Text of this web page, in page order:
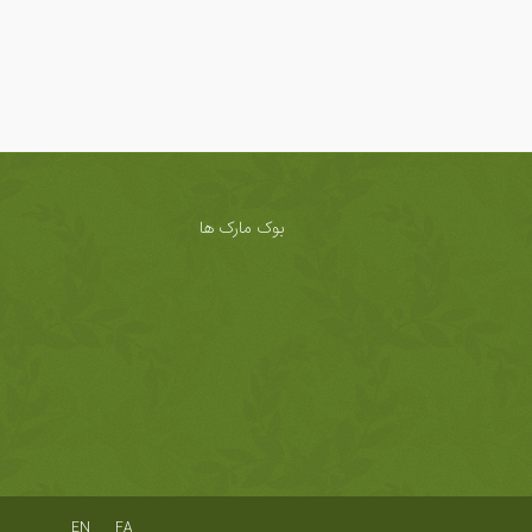
بوک مارک ها